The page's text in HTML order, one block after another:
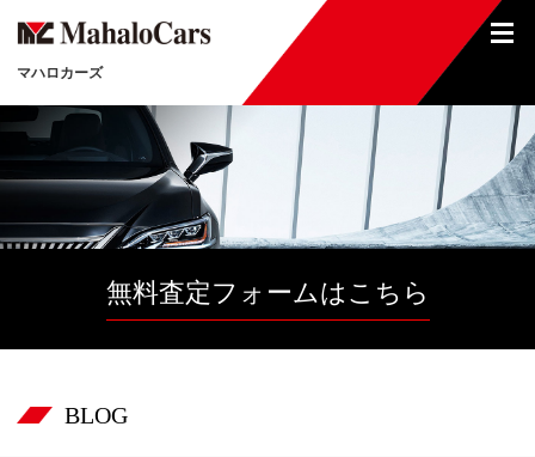
マハロカーズ
無料査定フォームはこちら
BLOG